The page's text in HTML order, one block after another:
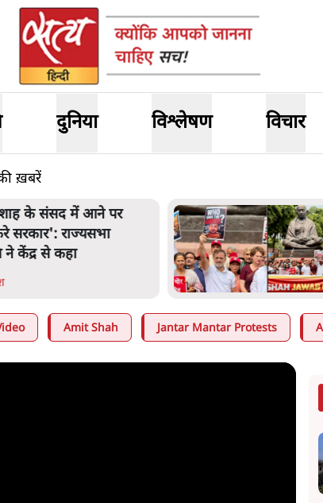
दुनिया विश्लेषण विचार
ख़बरें
के संसद में आने पर
सरकार': राज्यसभा
ने केंद्र से कहा
Amit Shah Jantar Mantar Protests